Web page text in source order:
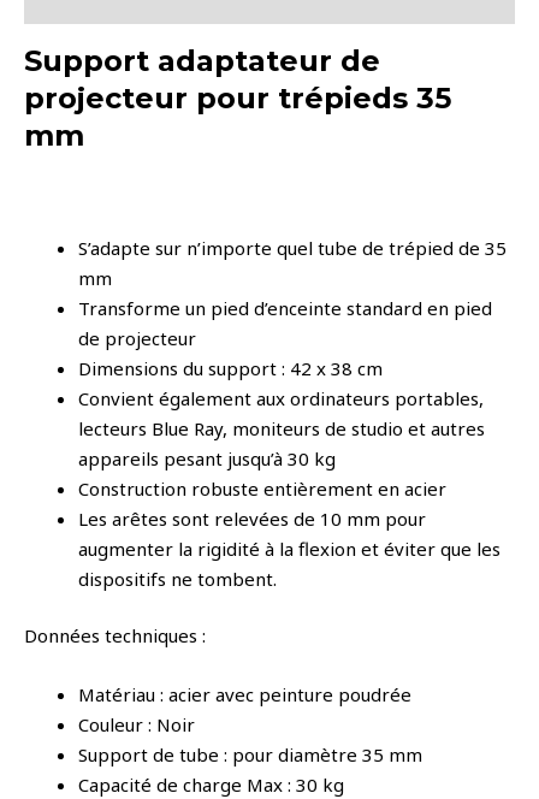
Support adaptateur de
projecteur pour trépieds 35
mm
S’adapte sur n’importe quel tube de trépied de 35
mm
Transforme un pied d’enceinte standard en pied
de projecteur
Dimensions du support : 42 x 38 cm
Convient également aux ordinateurs portables,
lecteurs Blue Ray, moniteurs de studio et autres
appareils pesant jusqu’à 30 kg
Construction robuste entièrement en acier
Les arêtes sont relevées de 10 mm pour
augmenter la rigidité à la flexion et éviter que les
dispositifs ne tombent.
Données techniques :
Matériau : acier avec peinture poudrée
Couleur : Noir
Support de tube : pour diamètre 35 mm
Capacité de charge Max : 30 kg